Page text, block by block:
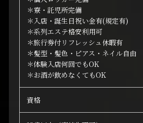
＊寮・託児所完備
＊入店・誕生日祝い金有(規定有)
＊系列エステ格安利用可
＊旅行券付リフレッシュ休暇有
＊髪型・髪色・ピアス・ネイル自由
＊体験入店何回でもOK
＊お酒が飲めなくてもOK
資格